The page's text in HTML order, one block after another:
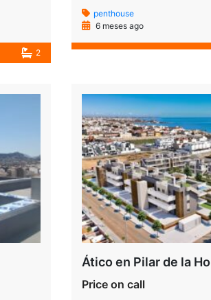
2
penthouse
6 meses ago
Ático en Pilar de la
Price on call